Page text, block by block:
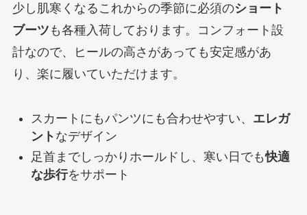
少し肌寒くなるこれからの季節に必須のショート
ブーツ も各種入荷しております。コンフォート設
計なので、ヒールの高さがあっても安定感があ
り、楽に履いていただけます。
スカートにもパンツにも合わせやすい、 エレガ
ント なデザイン
足首までしっかりホールドし、寒い日でも快適
な歩行をサポート